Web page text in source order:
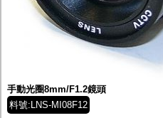
手動光圈8mm/F1.2鏡頭
料號:LNS-MI08F12